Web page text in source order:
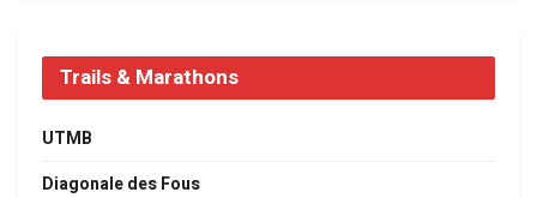
Trails & Marathons
UTMB
Diagonale des Fous